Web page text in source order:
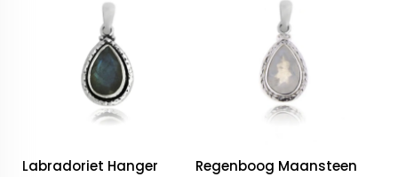
Labradoriet Hanger
Regenboog Maansteen